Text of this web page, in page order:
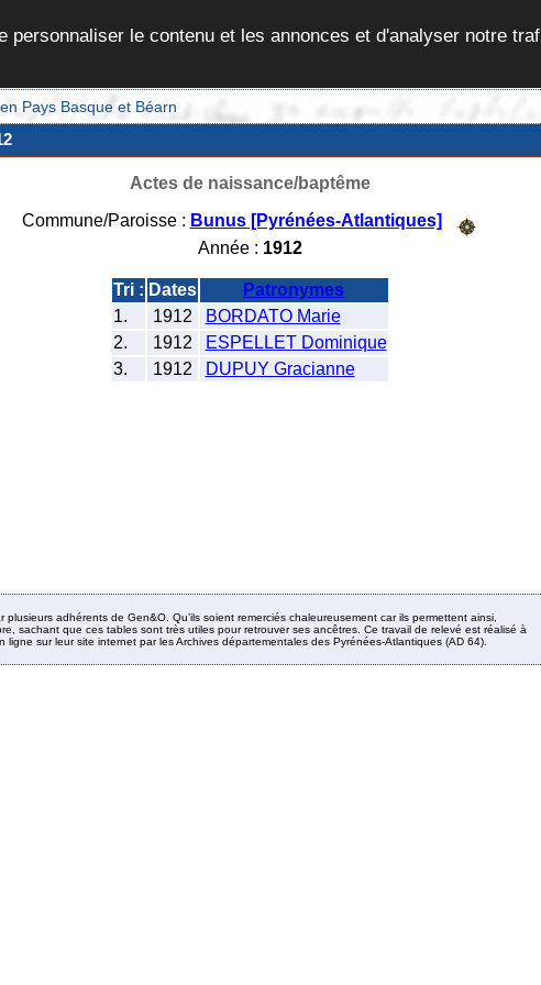
le contenu et les annonces et d'analyser notre
Pays Basque et Béarn
Actes de naissance/baptême
Commune/Paroisse : Bunus [Pyrénées-Atlantiques]
Année : 1912
Tri : Dates
Patronymes
1.
1912
BORDATO Marie
2.
1912
ESPELLET Dominique
3.
1912 DUPUY Gracianne
adhérents de Gen&O. Qu’ils soient remerciés chaleureusement car ils permettent ainsi,
sachant que ces tables sont très utiles pour retrouver ses ancêtres. Ce travail de relevé est réalisé à
ligne sur leur site internet par les Archives départementales des Pyrénées-Atlantiques (AD 64).